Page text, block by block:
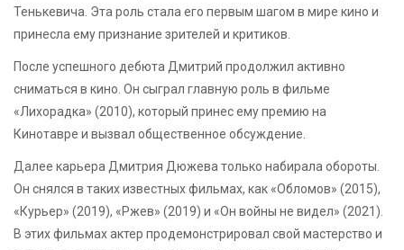
Тенькевича. Эта роль стала его первым шагом в мире кино и
принесла ему признание зрителей и критиков.
После успешного дебюта Дмитрий продолжил активно
сниматься в кино. Он сыграл главную роль в фильме
«Лихорадка» (2010), который принес ему премию на
Кинотавре и вызвал общественное обсуждение.
Далее карьера Дмитрия Дюжева только набирала обороты.
Он снялся в таких известных фильмах, как «Обломов» (2015),
«Курьер» (2019), «Ржев» (2019) и «Он войны не видел» (2021).
В этих фильмах актер продемонстрировал свой мастерство и